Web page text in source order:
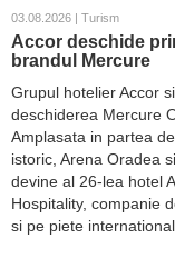
03.08.2026 | Turism
Accor deschide
brandul Mercure
Grupul hotelier Accor
deschiderea Mercure
Amplasata in partea
istoric, Arena Oradea
devine al 26-lea hotel
Hospitality, companie
si pe piete